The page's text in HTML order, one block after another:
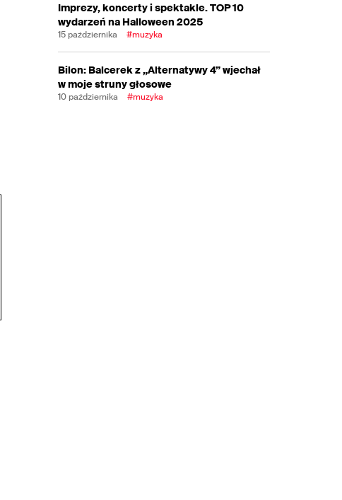
Imprezy, koncerty i spektakle. TOP 10
wydarzeń na Halloween 2025
15 października #muzyka
Bilon: Balcerek z „Alternatywy 4” wjechał
w moje struny głosowe
10 października #muzyka